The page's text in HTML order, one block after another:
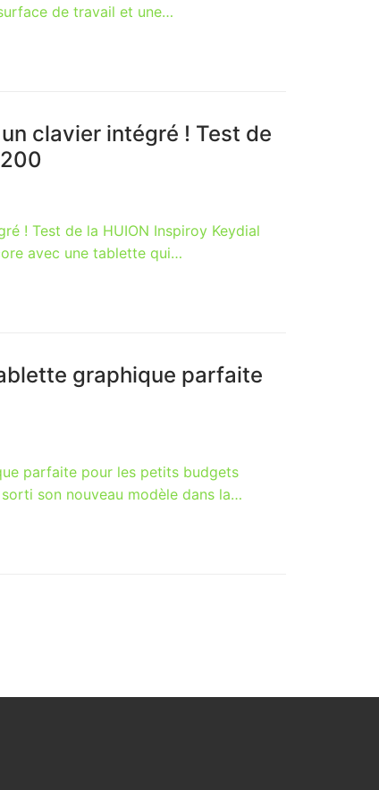
de travail et une…
clavier intégré ! Test de
! Test de la HUION Inspiroy Keydial
avec une tablette qui…
graphique parfaite
parfaite pour les petits budgets
son nouveau modèle dans la…